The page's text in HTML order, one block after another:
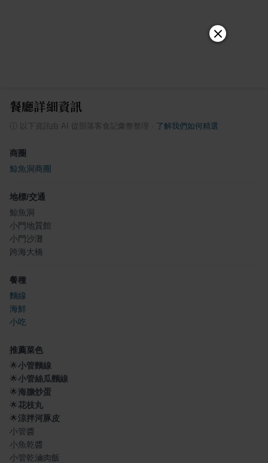
餐廳詳細資訊
以下資訊由 AI 從部落客食記彙整整理 了解我們如何精選
商圈
鯨魚洞商圈
地標/交通
鯨魚洞
小門地質館
小門沙灘
跨海大橋
餐種
麵線
海鮮
小吃
推薦菜色
🌟小管麵線
🌟小管絲瓜麵線
🌟海膽炒蛋
🌟花枝丸
🌟涼拌河豚皮
小管醬
小魚乾醬
小管乾滷肉飯